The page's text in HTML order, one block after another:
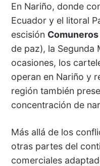
En Nariño, donde
Ecuador y el litoral
escisión
de paz), la Segunda
ocasiones, los
operan en Nariño y
región también
concentración de
Más allá de los
otras partes del
comerciales